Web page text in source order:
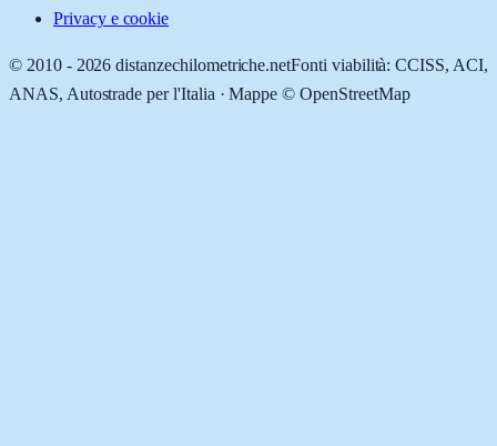
Privacy e cookie
© 2010 - 2026 distanzechilometriche.netFonti viabilità: CCISS, ACI,
ANAS, Autostrade per l'Italia · Mappe © OpenStreetMap